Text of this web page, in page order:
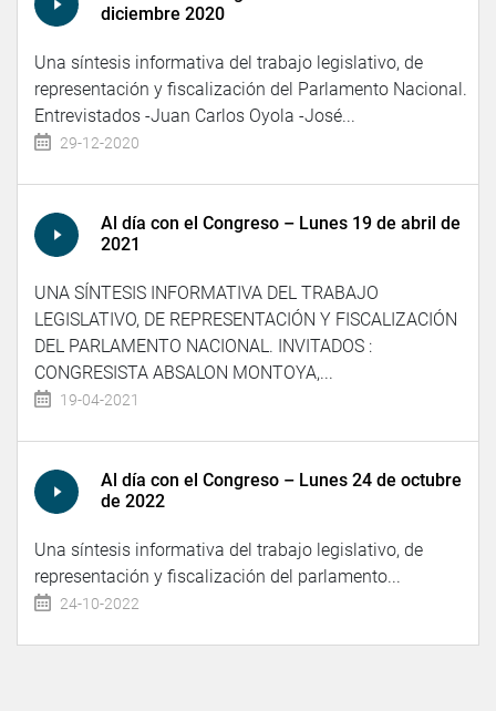
diciembre 2020
Una síntesis informativa del trabajo legislativo, de
representación y fiscalización del Parlamento Nacional.
Entrevistados -Juan Carlos Oyola -José...
29-12-2020
Al día con el Congreso – Lunes 19 de abril de
2021
UNA SÍNTESIS INFORMATIVA DEL TRABAJO
LEGISLATIVO, DE REPRESENTACIÓN Y FISCALIZACIÓN
DEL PARLAMENTO NACIONAL. INVITADOS :
CONGRESISTA ABSALON MONTOYA,...
19-04-2021
Al día con el Congreso – Lunes 24 de octubre
de 2022
Una síntesis informativa del trabajo legislativo, de
representación y fiscalización del parlamento...
24-10-2022